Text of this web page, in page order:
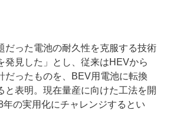
だった電池の耐久性を克服する技術
発見した」とし、従来はHEVから
だったものを、BEV用電池に転換
と表明。現在量産に向けた工法を開
の実用化にチャレンジするとい